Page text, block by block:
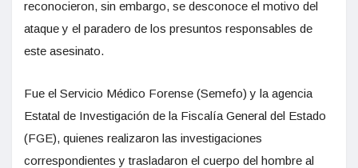
reconocieron, sin embargo, se desconoce el motivo del
ataque y el paradero de los presuntos responsables de
este asesinato.
Fue el Servicio Médico Forense (Semefo) y la agencia
Estatal de Investigación de la Fiscalía General del Estado
(FGE), quienes realizaron las investigaciones
correspondientes y trasladaron el cuerpo del hombre al